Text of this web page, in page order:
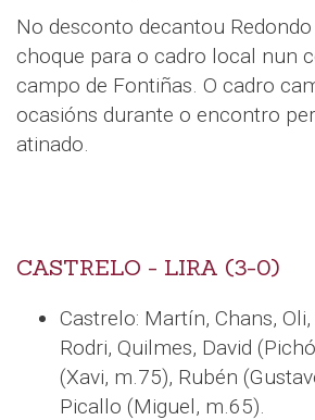
No desconto decantou
choque para o cadro local nun
campo de Fontiñas. O cadro
ocasións durante o encontro
atinado.
CASTRELO - LIRA (3-0)
Castrelo: Martín, Chans,
Rodri, Quilmes, David
(Xavi, m.75), Rubén
Picallo (Miguel, m.65).